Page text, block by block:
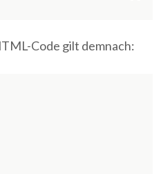
Code gilt demnach: